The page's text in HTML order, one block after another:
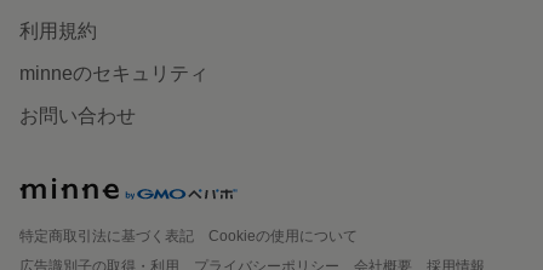
利用規約
minneのセキュリティ
お問い合わせ
特定商取引法に基づく表記
Cookieの使用について
広告識別子の取得・利用
プライバシーポリシー 会社概要
採用情報